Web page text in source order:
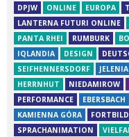
DPJW ONLINE EUROPA
LANTERNA FUTURI ONLINE
PANTA RHEI
RUMBURK
IQLANDIA
DESIGN
SEIFHENNERSDORF
HERRNHUT
NIEDAMIROW
PERFORMANCE
EBERSBACH
KAMIENNA GÓRA
SPRACHANIMATION